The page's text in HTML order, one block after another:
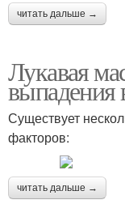
читать дальше →
Лукавая
выпадения
Существует
факторов:
читать дальше →